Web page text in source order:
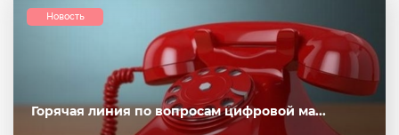
Горячая линия по вопросам цифровой ма...
Новость